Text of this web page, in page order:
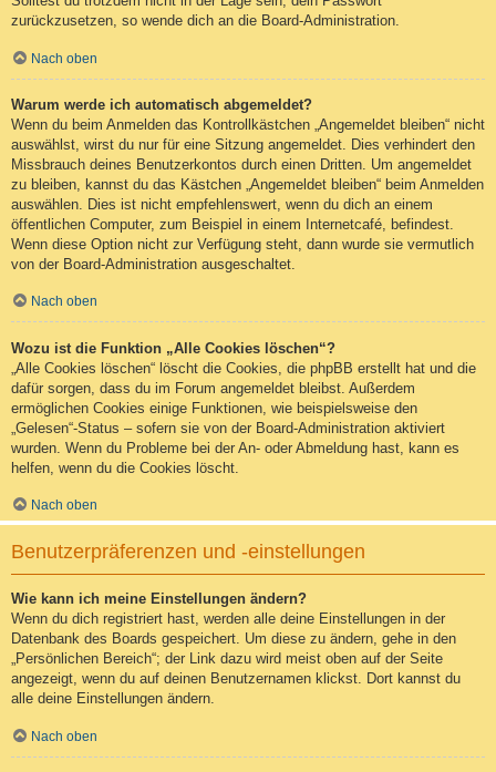
zurückzusetzen, so wende dich an die Board-Administration.
Nach oben
Warum werde ich automatisch abgemeldet?
Wenn du beim Anmelden das Kontrollkästchen „Angemeldet bleiben“ nicht
auswählst, wirst du nur für eine Sitzung angemeldet. Dies verhindert den
Missbrauch deines Benutzerkontos durch einen Dritten. Um angemeldet
zu bleiben, kannst du das Kästchen „Angemeldet bleiben“ beim Anmelden
auswählen. Dies ist nicht empfehlenswert, wenn du dich an einem
öffentlichen Computer, zum Beispiel in einem Internetcafé, befindest.
Wenn diese Option nicht zur Verfügung steht, dann wurde sie vermutlich
von der Board-Administration ausgeschaltet.
Nach oben
Wozu ist die Funktion „Alle Cookies löschen“?
„Alle Cookies löschen“ löscht die Cookies, die phpBB erstellt hat und die
dafür sorgen, dass du im Forum angemeldet bleibst. Außerdem
ermöglichen Cookies einige Funktionen, wie beispielsweise den
„Gelesen“-Status – sofern sie von der Board-Administration aktiviert
wurden. Wenn du Probleme bei der An- oder Abmeldung hast, kann es
helfen, wenn du die Cookies löscht.
Nach oben
Benutzerpräferenzen und -einstellungen
Wie kann ich meine Einstellungen ändern?
Wenn du dich registriert hast, werden alle deine Einstellungen in der
Datenbank des Boards gespeichert. Um diese zu ändern, gehe in den
„Persönlichen Bereich“; der Link dazu wird meist oben auf der Seite
angezeigt, wenn du auf deinen Benutzernamen klickst. Dort kannst du
alle deine Einstellungen ändern.
Nach oben